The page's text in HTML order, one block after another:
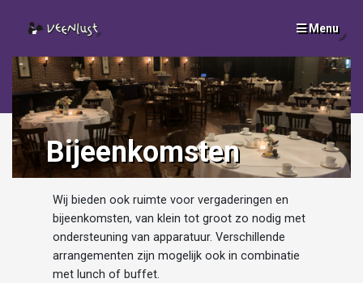
x
Menu
Bijeenkomsten
Wij bieden ook ruimte voor vergaderingen en
bijeenkomsten, van klein tot groot zo nodig met
ondersteuning van apparatuur. Verschillende
arrangementen zijn mogelijk ook in combinatie
met lunch of buffet.